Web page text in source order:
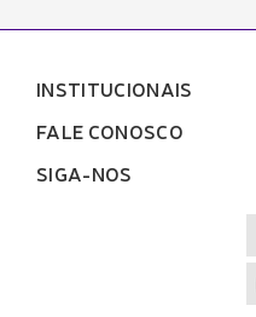
INSTITUCIONAIS
FALE CONOSCO
SIGA-NOS